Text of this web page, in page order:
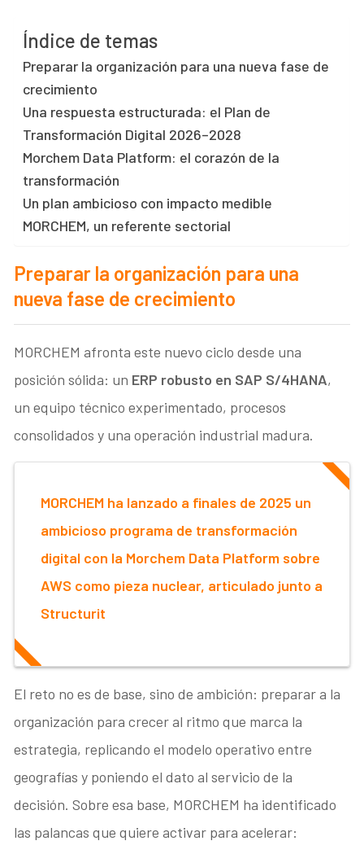
Índice de temas
Preparar la organización para una nueva fase de
crecimiento
Una respuesta estructurada: el Plan de
Transformación Digital 2026–2028
Morchem Data Platform: el corazón de la
transformación
Un plan ambicioso con impacto medible
MORCHEM, un referente sectorial
Preparar la organización para una
nueva fase de crecimiento
MORCHEM afronta este nuevo ciclo desde una
posición sólida: un ERP robusto en SAP S/4HANA,
un equipo técnico experimentado, procesos
consolidados y una operación industrial madura.
MORCHEM ha lanzado a finales de 2025 un
ambicioso programa de transformación
digital con la Morchem Data Platform sobre
AWS como pieza nuclear, articulado junto a
Structurit
El reto no es de base, sino de ambición: preparar a la
organización para crecer al ritmo que marca la
estrategia, replicando el modelo operativo entre
geografías y poniendo el dato al servicio de la
decisión. Sobre esa base, MORCHEM ha identificado
las palancas que quiere activar para acelerar: